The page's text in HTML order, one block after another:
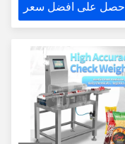
احصل على افضل سعر